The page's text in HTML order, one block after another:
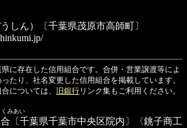
うしん）〔千葉県茂原市高師町〕
に存在した信用組合です。合併・営業譲渡等によ
たり、社名変更した信用組合を掲載しています。
については、
旧銀行 リンク集もご利用ください。
みあい
〔千葉県千葉市中央区院内〕〈銚子商工